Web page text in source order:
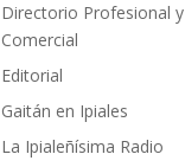
Directorio Profesional y
Comercial
Editorial
Gaitán en Ipiales
La Ipialeñísima Radio